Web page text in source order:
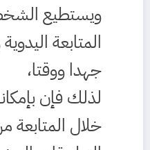
ويستطيع
المتابعة
جهدا ووقتا،
لذلك فإن
خلال